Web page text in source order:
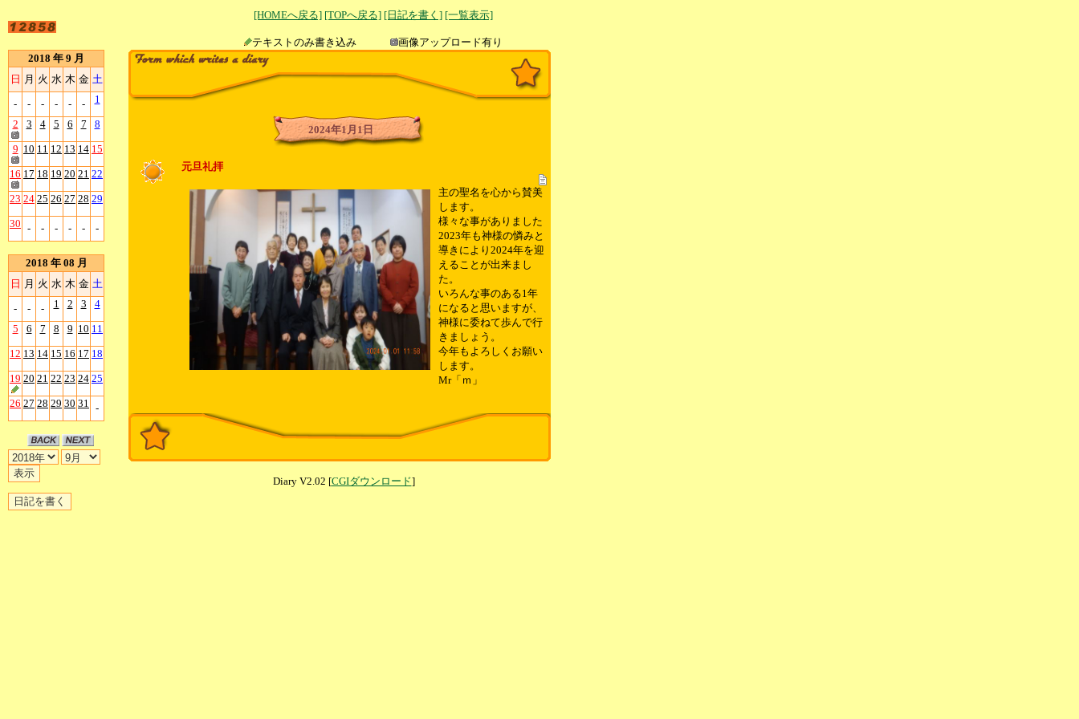
[HOMEへ戻る] [TOPへ戻る] [日記を書く] [一覧表示]
テキストのみ書き込み
画像アップロード有り
2018 年 9 月
日 月 火 水 木 金 土
- - - - - - 1
2 3 4 5 6 7 8
9 10 11 12 13 14 15
16 17 18 19 20 21 22
23 24 25 26 27 28 29
30 - - - - - -
2018 年 08 月
日 月 火 水 木 金 土
- - - 1 2 3 4
5 6 7 8 9 10 11
12 13 14 15 16 17 18
19 20 21 22 23 24 25
26 27 28 29 30 31 -
2024年1月1日
元旦礼拝
主の聖名を心から賛美
します。
様々な事がありました
2023年も神様の憐みと
導きにより2024年を迎
えることが出来まし
た。
いろんな事のある1年
になると思いますが、
神様に委ねて歩んで行
きましょう。
今年もよろしくお願い
します。
Mr「ｍ」
Diary V2.02 [CGIダウンロード]